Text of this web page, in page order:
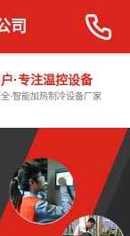
·专注温控设备
·智能加热制冷设备厂家
司